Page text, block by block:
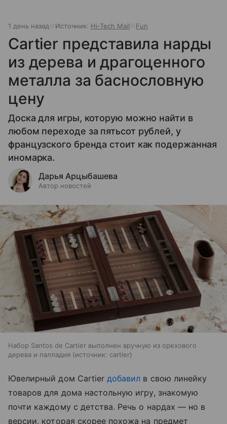
1 день назад Источник: Hi-Tech Mail Fun
Cartier представила нарды
из дерева и драгоценного
металла за баснословную
цену
Доска для игры, которую можно найти в
любом переходе за пятьсот рублей, у
французского бренда стоит как подержанная
иномарка.
Дарья Арцыбашева
Автор новостей
Набор Santos de Cartier выполнен вручную из орехового
дерева и палладия
источник: cartier
Ювелирный дом Cartierдобавил в свою линейку
товаров для дома настольную игру, знакомую
почти каждому с детства. Речь о нардах — но в
версии, которая скорее похожа на предмет